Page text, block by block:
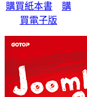
購買紙本書
購
買電子版